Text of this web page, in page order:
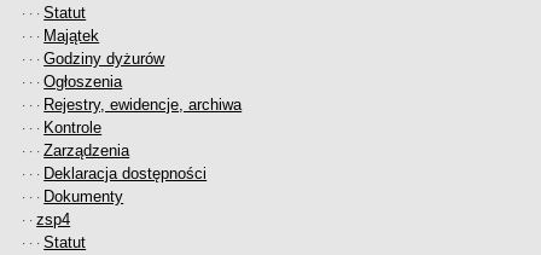
· · ·Statut
· · · Majątek
· · ·Godziny dyżurów
· · ·Ogłoszenia
· · · Rejestry, ewidencje, archiwa
· · · Kontrole
· · ·Zarządzenia
· · · Deklaracja dostępności
· · · Dokumenty
· ·zsp4
· · ·Statut